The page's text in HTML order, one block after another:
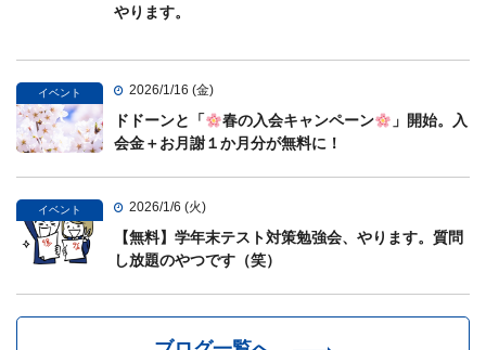
やります。
イベント 2026/1/16 (金)
ドドーンと「 春の入会キャンペーン
」開始。入
会金＋お月謝１か月分が無料に！
イベント 2026/1/6 (火)
【無料】学年末テスト対策勉強会、やります。質問
し放題のやつです（笑）